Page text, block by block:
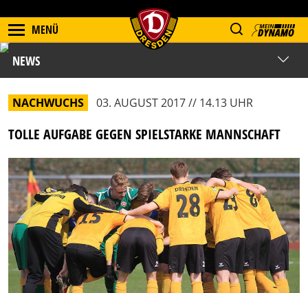
MENÜ
NEWS
NACHWUCHS 03. AUGUST 2017 // 14.13 UHR
TOLLE AUFGABE GEGEN SPIELSTARKE MANNSCHAFT